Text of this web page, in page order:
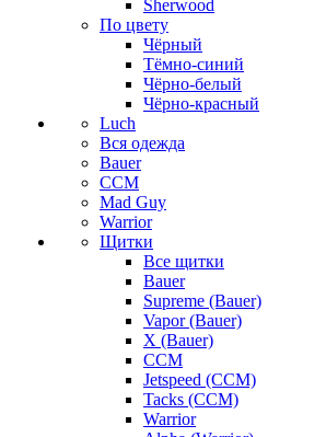
Sherwood
По цвету
Чёрный
Тёмно-синий
Чёрно-белый
Чёрно-красный
Luch
Вся одежда
Bauer
CCM
Mad Guy
Warrior
Щитки
Все щитки
Bauer
Supreme (Bauer)
Vapor (Bauer)
X (Bauer)
CCM
Jetspeed (CCM)
Tacks (CCM)
Warrior